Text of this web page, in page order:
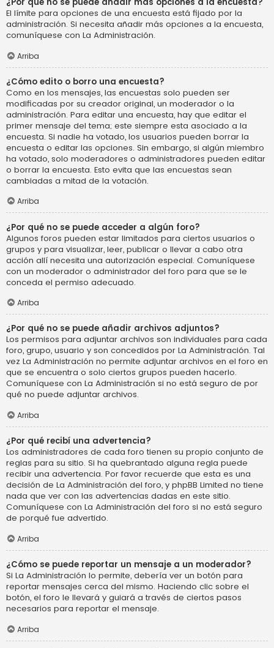
El límite para opciones de una encuesta está fijado por la
administración. Si necesita añadir más opciones a la encuesta,
comuníquese con La Administración.
Arriba
¿Cómo edito o borro una encuesta?
Como en los mensajes, las encuestas solo pueden ser
modificadas por su creador original, un moderador o la
administración. Para editar una encuesta, hay que editar el
primer mensaje del tema; este siempre esta asociado a la
encuesta. Si nadie ha votado, los usuarios pueden borrar la
encuesta o editar las opciones. Sin embargo, si algún miembro
ha votado, solo moderadores o administradores pueden editar
o borrar la encuesta. Esto evita que las encuestas sean
cambiadas a mitad de la votación.
Arriba
¿Por qué no se puede acceder a algún foro?
Algunos foros pueden estar limitados para ciertos usuarios o
grupos y para visualizar, leer, publicar o llevar a cabo otra
acción allí necesita una autorización especial. Comuníquese
con un moderador o administrador del foro para que se le
conceda el permiso adecuado.
Arriba
¿Por qué no se puede añadir archivos adjuntos?
Los permisos para adjuntar archivos son individuales para cada
foro, grupo, usuario y son concedidos por La Administración. Tal
vez La Administración no permite adjuntar archivos en el foro en
que se encuentra o solo ciertos grupos pueden hacerlo.
Comuníquese con La Administración si no está seguro de por
qué no puede adjuntar archivos.
Arriba
¿Por qué recibí una advertencia?
Los administradores de cada foro tienen su propio conjunto de
reglas para su sitio. Si ha quebrantado alguna regla puede
recibir una advertencia. Por favor recuerde que esta es una
decisión de La Administración del foro, y phpBB Limited no tiene
nada que ver con las advertencias dadas en este sitio.
Comuníquese con La Administración del foro si no está seguro
de porqué fue advertido.
Arriba
¿Cómo se puede reportar un mensaje a un moderador?
Si La Administración lo permite, debería ver un botón para
reportar mensajes cerca del mismo. Haciendo clic sobre el
botón, el foro le llevará y guiará a través de ciertos pasos
necesarios para reportar el mensaje.
Arriba